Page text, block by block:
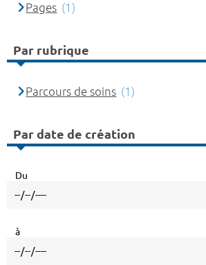
Pages (1)
Par rubrique
Parcours de soins (1)
Par date de création
Du
à